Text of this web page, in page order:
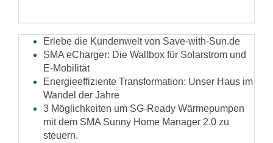
Erlebe die Kundenwelt von Save-with-Sun.de
SMA eCharger: Die Wallbox für Solarstrom und
E-Mobilität
Energieeffiziente Transformation: Unser Haus im
Wandel der Jahre
3 Möglichkeiten um SG-Ready Wärmepumpen
mit dem SMA Sunny Home Manager 2.0 zu
steuern.